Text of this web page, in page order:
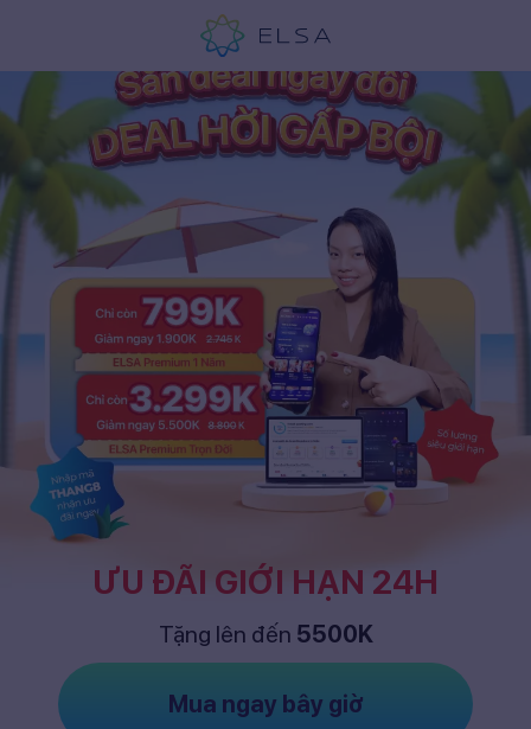
ƯU ĐÃI GIỚI HẠN 24H
Tặng lên đến 5500K
Mua ngay bây giờ